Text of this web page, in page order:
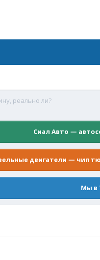
реально ли?
Сиал Авто —
двигатели — чип
Мы в